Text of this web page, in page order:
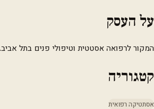
על העסק
המקור לרפואה אסטטית וטיפולי פנים בתל
קטגוריה
אסתטיקה רפואית